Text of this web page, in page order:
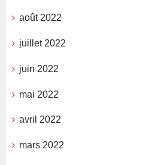
août 2022
juillet 2022
juin 2022
mai 2022
avril 2022
mars 2022